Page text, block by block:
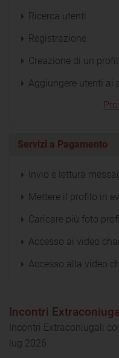
Ricerca utenti
Registrazione
Creazione di un
Aggiungere utenti ai
Servizi a Pagamento
Invio e lettura
Mettere il profilo in
Caricare più foto
Accesso ai video
Accesso alla video
Incontri
Incontri Extraconiugali
lug 2026